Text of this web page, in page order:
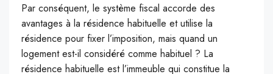
Par conséquent, le système fiscal accorde des
avantages à la résidence habituelle et utilise la
résidence pour fixer l’imposition, mais quand un
logement est-il considéré comme habituel ? La
résidence habituelle est l’immeuble qui constitue la